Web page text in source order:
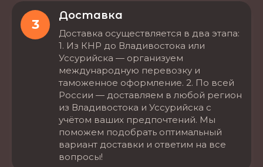
3
Доставка
Доставка осуществляется в два этапа:
1. Из КНР до Владивостока или
Уссурийска — организуем
международную перевозку и
таможенное оформление. 2. По всей
России — доставляем в любой регион
из Владивостока и Уссурийска с
учётом ваших предпочтений. Мы
поможем подобрать оптимальный
вариант доставки и ответим на все
вопросы!